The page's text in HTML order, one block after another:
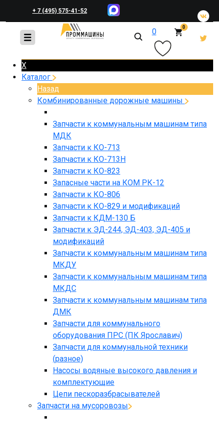
+ 7 (495) 575-41-52
+ 7 (495) 648-45-83 0 0
X
Каталог
Назад
Комбинированные дорожные машины
Запчасти к коммунальным машинам типа
МДК
Запчасти к КО-713
Запчасти к КО-713Н
Запчасти к КО-823
Запасные части на КОМ РК-12
Запчасти к КО-806
Запчасти к КО-829 и модификаций
Запчасти к КДМ-130 Б
Запчасти к ЭД-244, ЭД-403, ЭД-405 и
модификаций
Запчасти к коммунальным машинам типа
МКДУ
Запчасти к коммунальным машинам типа
МКДС
Запчасти к коммунальным машинам типа
ДМК
Запчасти для коммунального
оборудования ПРС (ПК Ярославич)
Запчасти для коммунальной техники
(разное)
Насосы водяные высокого давления и
комплектующие
Цепи пескоразбрасывателей
Запчасти на мусоровозы